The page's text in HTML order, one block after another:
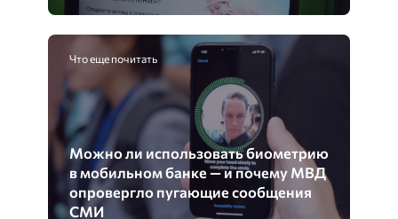
Что еще почитать
Можно ли использовать биометрию
в мобильном банке — и почему МВД
опровергло пугающие сообщения
СМИ